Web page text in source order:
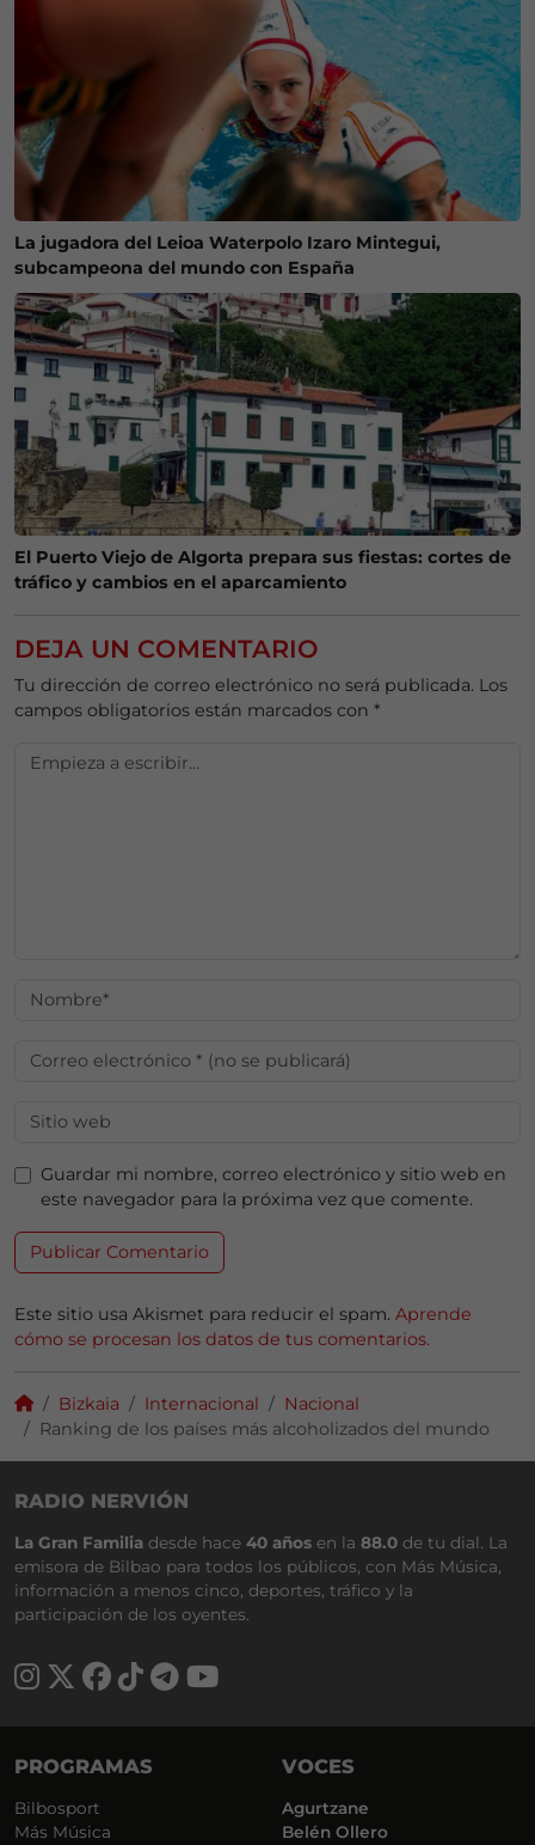
La jugadora del Leioa Waterpolo Izaro Mintegui,
subcampeona del mundo con España
El Puerto Viejo de Algorta prepara sus fiestas: cortes de
tráfico y cambios en el aparcamiento
DEJA UN COMENTARIO
Tu dirección de correo electrónico no será publicada. Los
campos obligatorios están marcados con *
Guardar mi nombre, correo electrónico y sitio web en
este navegador para la próxima vez que comente.
Este sitio usa Akismet para reducir el spam. Aprende
cómo se procesan los datos de tus comentarios.
Bizkaia Internacional
Nacional
Ranking de los países más alcoholizados del mundo
RADIO NERVIÓN
La Gran Familia desde hace 40 años en la 88.0 de tu dial. La
emisora de Bilbao para todos los públicos, con Más Música,
información a menos cinco, deportes, tráfico y la
participación de los oyentes.
PROGRAMAS
Bilbosport
Más Música
VOCES
Agurtzane
Belén Ollero